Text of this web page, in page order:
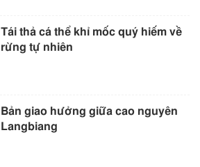
Tái thả cá thể khỉ mốc quý hiếm về
rừng tự nhiên
Bản giao hưởng giữa cao nguyên
Langbiang